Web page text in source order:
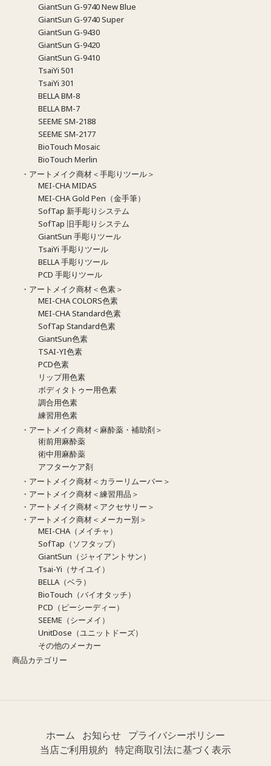
GiantSun G-9740 New Blue
GiantSun G-9740 Super
GiantSun G-9430
GiantSun G-9420
GiantSun G-9410
TsaiYi 501
TsaiYi 301
BELLA BM-8
BELLA BM-7
SEEME SM-2188
SEEME SM-2177
BioTouch Mosaic
BioTouch Merlin
・アートメイク商材＜手彫りツール＞
MEI-CHA MIDAS
MEI-CHA Gold Pen（金手筆）
SofTap 新手彫りシステム
SofTap 旧手彫りシステム
GiantSun 手彫りツール
TsaiYi 手彫りツール
BELLA 手彫りツール
PCD 手彫りツール
・アートメイク商材＜色素＞
MEI-CHA COLORS色素
MEI-CHA Standard色素
SofTap Standard色素
GiantSun色素
TSAI-YI色素
PCD色素
リップ用色素
ボディタトゥー用色素
調合用色素
練習用色素
・アートメイク商材＜麻酔薬・補助剤＞
術前用麻酔薬
術中用麻酔薬
アフターケア剤
・アートメイク商材＜カラーリムーバー＞
・アートメイク商材＜練習用品＞
・アートメイク商材＜アクセサリー＞
・アートメイク商材＜メーカー別＞
MEI-CHA（メイチャ）
SofTap（ソフタップ）
GiantSun（ジャイアントサン）
Tsai-Yi（サイユイ）
BELLA（ベラ）
BioTouch（バイオタッチ）
PCD（ピーシーディー）
SEEME（シーメイ）
UnitDose（ユニットドーズ）
その他のメーカー
商品カテゴリー
ホーム お知らせ プライバシーポリシー
当店ご利用規約 特定商取引法に基づく表示